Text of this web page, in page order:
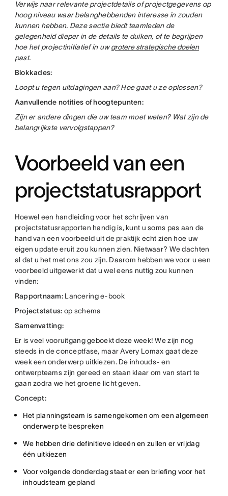
Verwijs naar relevante projectdetails of projectgegevens op
hoog niveau waar belanghebbenden interesse in zouden
kunnen hebben. Deze sectie biedt teamleden de
gelegenheid dieper in de details te duiken, of te begrijpen
hoe het projectinitiatief in uwgrotere strategische doelen
past.
Blokkades:
Loopt u tegen uitdagingen aan? Hoe gaat u ze oplossen?
Aanvullende notities of hoogtepunten:
Zijn er andere dingen die uw team moet weten? Wat zijn de
belangrijkste vervolgstappen?
Voorbeeld van een
projectstatusrapport
Hoewel een handleiding voor het schrijven van
projectstatusrapporten handig is, kunt u soms pas aan de
hand van een voorbeeld uit de praktijk echt zien hoe uw
eigen update eruit zou kunnen zien. Nietwaar? We dachten
al dat u het met ons zou zijn. Daarom hebben we voor u een
voorbeeld uitgewerkt dat u wel eens nuttig zou kunnen
vinden:
Rapportnaam: Lancering e-book
Projectstatus: op schema
Samenvatting:
Er is veel vooruitgang geboekt deze week! We zijn nog
steeds in de conceptfase, maar Avery Lomax gaat deze
week een onderwerp uitkiezen. De inhouds- en
ontwerpteams zijn gereed en staan klaar om van start te
gaan zodra we het groene licht geven.
Concept:
Het planningsteam is samengekomen om een algemeen
onderwerp te bespreken
We hebben drie definitieve ideeën en zullen er vrijdag
één uitkiezen
Voor volgende donderdag staat er een briefing voor het
inhoudsteam gepland